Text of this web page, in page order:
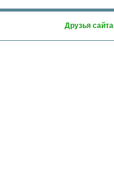
Друзья сайта